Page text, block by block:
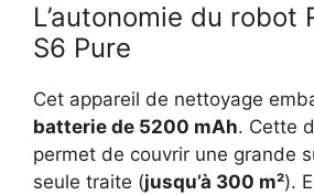
L’autonomie du robot
S6 Pure
Cet appareil de nettoyage
batterie de 5200 mAh. Cette
permet de couvrir une grande
seule traite (jusqu’à 300 m²).